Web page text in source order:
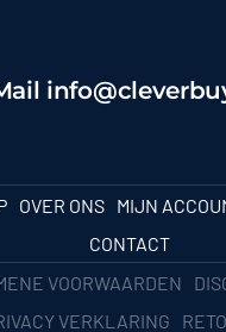
OVER ONS MIJN
CONTACT
VOORWAARDEN
VERKLARING